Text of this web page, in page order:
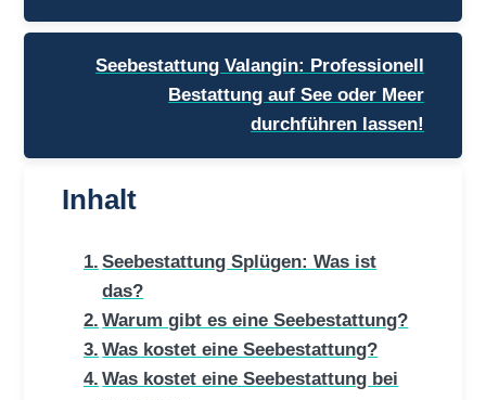
Seebestattung Valangin: Professionell
Bestattung auf See oder Meer
durchführen lassen!
Inhalt
Seebestattung Splügen: Was ist
das?
Warum gibt es eine Seebestattung?
Was kostet eine Seebestattung?
Was kostet eine Seebestattung bei